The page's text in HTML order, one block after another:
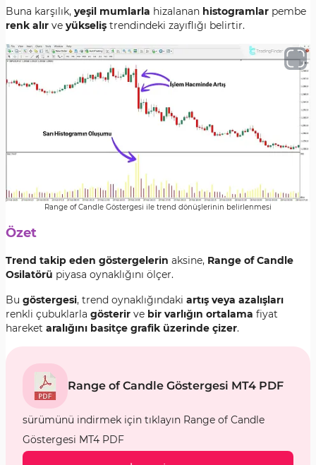
Buna karşılık, yeşil mumlarla hizalanan histogramlar pembe
renk alır ve yükseliş trendindeki zayıflığı belirtir.
Range of Candle Göstergesi ile trend dönüşlerinin belirlenmesi
Özet
Trend takip eden göstergelerin aksine, Range of Candle
Osilatörü piyasa oynaklığını ölçer.
Bu göstergesi, trend oynaklığındaki artış veya azalışları
renkli çubuklarla gösterir ve bir varlığın ortalama fiyat
hareket aralığını basitçe grafik üzerinde çizer.
Range of Candle Göstergesi MT4 PDF
sürümünü indirmek için tıklayın Range of Candle
Göstergesi MT4 PDF